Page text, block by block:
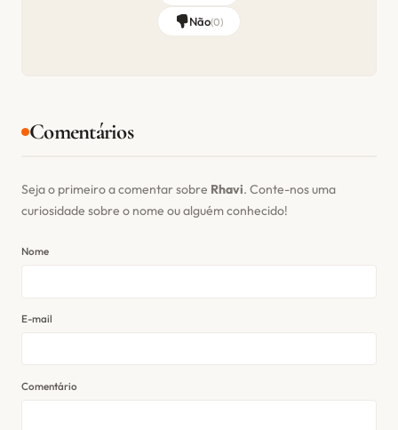
Não(0)
Comentários
Seja o primeiro a comentar sobre Rhavi. Conte-nos uma
curiosidade sobre o nome ou alguém conhecido!
Nome
E-mail
Comentário